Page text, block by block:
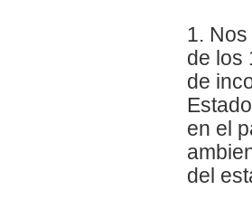
1.
de los
de
en el
del